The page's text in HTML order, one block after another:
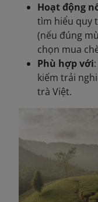
Hoạt động
tìm hiểu quy
(nếu đúng
chọn mua
Phù hợp với
kiếm trải
trà Việt.